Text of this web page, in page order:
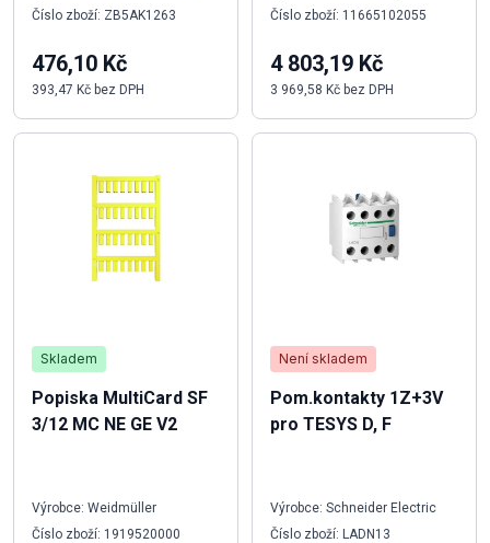
Číslo zboží: ZB5AK1263
476,10 Kč
393,47 Kč bez DPH
Skladem
Popiska MultiCard SF
3/12 MC NE GE V2
Výrobce: Weidmüller
Číslo zboží: 1919520000
Číslo zboží: 11665102055
4 803,19 Kč
3 969,58 Kč bez DPH
Není skladem
Pom.kontakty 1Z+3V
pro TESYS D, F
Výrobce: Schneider Electric
Číslo zboží: LADN13